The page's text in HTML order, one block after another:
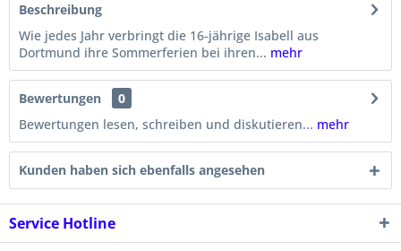
Beschreibung
Wie jedes Jahr verbringt die 16-jährige Isabell aus
Dortmund ihre Sommerferien bei ihren... mehr
Bewertungen
0
Bewertungen lesen, schreiben und diskutieren... mehr
Kunden haben sich ebenfalls angesehen
Service Hotline